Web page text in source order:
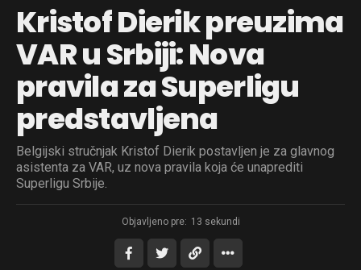
Kristof Dierik preuzima
VAR u Srbiji: Nova
pravila za Superligu
predstavljena
Belgijski stručnjak Kristof Dierik postavljen je za glavnog
asistenta za VAR, uz nova pravila koja će unaprediti
Superligu Srbije.
Objavljeno pre: 13 sekundi